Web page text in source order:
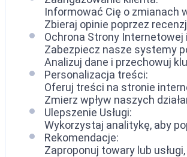
Informować Cię o zmianach
Zbieraj opinie poprzez
Ochrona Strony Internetowej
Zabezpiecz nasze systemy
Analizuj dane i przechowuj
Personalizacja treści:
Oferuj treści na stronie
Zmierz wpływ naszych
Ulepszenie Usługi:
Wykorzystaj analitykę, aby
Rekomendacje:
Zaproponuj towary lub